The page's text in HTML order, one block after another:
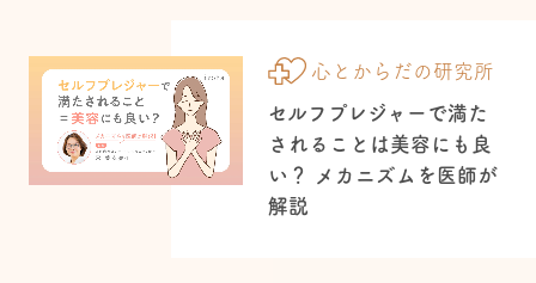
心とからだの研究所
セルフプレジャーで満た
されることは美容にも良
い？ メカニズムを医師が
解説